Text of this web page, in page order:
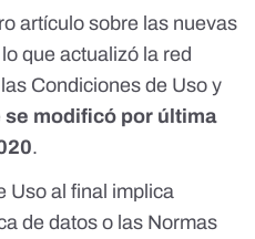
artículo sobre las nuevas
lo que actualizó la red
Condiciones de Uso y
se modificó por última
.
Uso al final implica
de datos o las Normas